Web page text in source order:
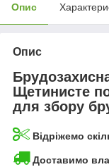
Опис
Опис
Щетинисте
для збору
Відріжемо
Доставимо